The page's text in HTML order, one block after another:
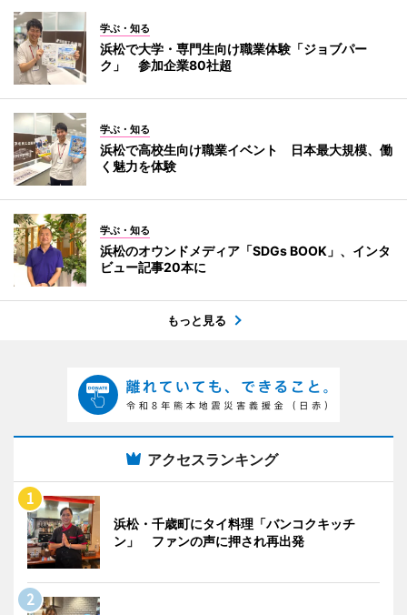
学ぶ・知る
浜松で大学・専門生向け職業体験「ジョブパー
ク」 参加企業80社超
学ぶ・知る
浜松で高校生向け職業イベント 日本最大規模、働
く魅力を体験
学ぶ・知る
浜松のオウンドメディア「SDGs BOOK」、インタ
ビュー記事20本に
もっと見る
アクセスランキング
浜松・千歳町にタイ料理「バンコクキッチ
ン」 ファンの声に押され再出発